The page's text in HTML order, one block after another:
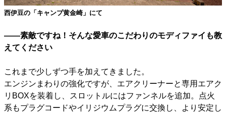
西伊豆の「キャンプ黄金崎」にて
――素敵ですね！そんな愛車のこだわりのモディファイも教
えてください
これまで少しずつ手を加えてきました。
エンジンまわりの強化ですが、エアクリーナーと専用エアク
リBOXを装着し、スロットルにはファンネルを追加。点火
系もプラグコードやイリジウムプラグに交換し、より安定し